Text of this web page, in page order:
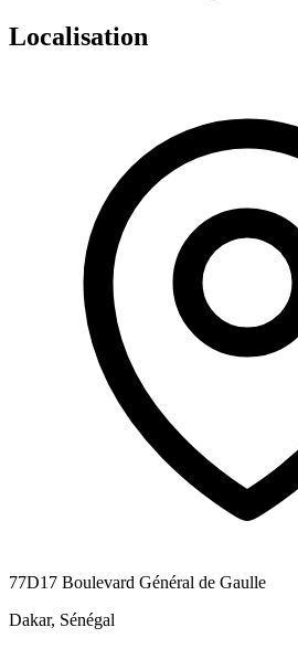
Localisation
77D17 Boulevard Général de Gaulle
Dakar, Sénégal